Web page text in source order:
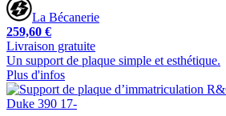
La Bécanerie
259,60 €
Livraison gratuite
Un support de plaque simple et esthétique.
Plus d'infos